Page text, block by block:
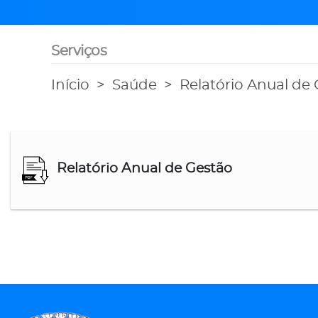
Serviços
Início Saúde Relatório Anual de
Relatório Anual de Gestão